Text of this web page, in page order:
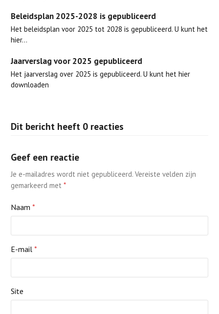
Beleidsplan 2025-2028 is gepubliceerd
Het beleidsplan voor 2025 tot 2028 is gepubliceerd. U kunt het
hier…
Jaarverslag voor 2025 gepubliceerd
Het jaarverslag over 2025 is gepubliceerd. U kunt het hier
downloaden
Dit bericht heeft 0 reacties
Geef een reactie
Je e-mailadres wordt niet gepubliceerd. Vereiste velden zijn
gemarkeerd met*
Naam*
E-mail*
Site